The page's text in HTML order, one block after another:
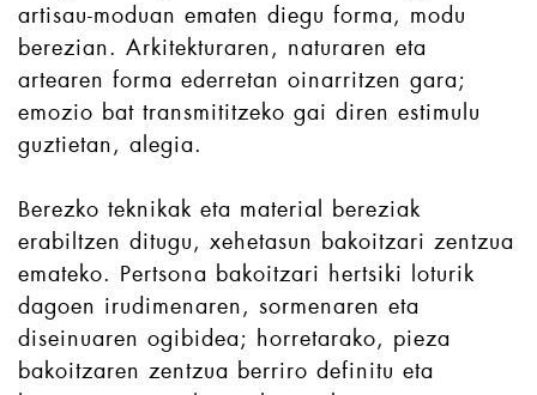
artisau-moduan ematen diegu forma, modu
berezian. Arkitekturaren, naturaren eta
artearen forma ederretan oinarritzen gara;
emozio bat transmititzeko gai diren estimulu
guztietan, alegia.
Berezko teknikak eta material bereziak
erabiltzen ditugu, xehetasun bakoitzari zentzua
emateko. Pertsona bakoitzari hertsiki loturik
dagoen irudimenaren, sormenaren eta
diseinuaren ogibidea; horretarako, pieza
bakoitzaren zentzua berriro definitu eta